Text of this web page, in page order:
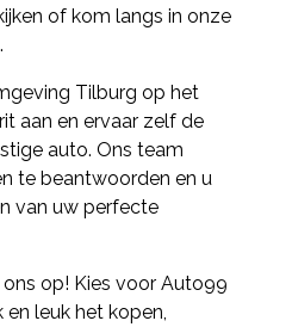
of kom langs in onze
Tilburg op het
aan en ervaar zelf de
auto. Ons team
te beantwoorden en u
van uw perfecte
op! Kies voor Auto99
leuk het kopen,